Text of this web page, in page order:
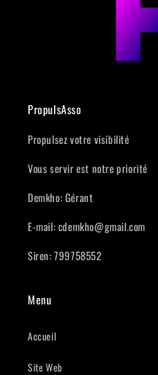
PropulsAsso
Propulsez votre visibilité
Vous servir est notre priorité
Demkho: Gérant
E-mail: cdemkho@gmail.com
Siren: 799758552
Menu
Accueil
Site Web